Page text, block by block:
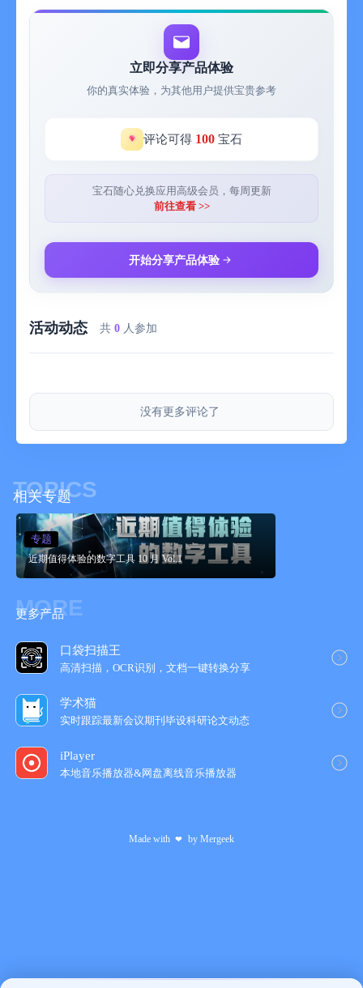
取消： 您可以随时通过账户设置取消订阅。取消将在当前账单周
账单周期： 每年账单，直到取消
以访问订阅计划的所有功能。如果在试用期结束前未取消订阅，
您将自动被收取所选订阅计划的费用。
-订阅管理
理您的订阅，包括升级、降级或取消计划。请注意，如果您取消
订阅，您仍然可以在当前账单周期结束前访问订阅服务。
立即分享产品体验
你的真实体验，为其他用户提供宝贵参考
评论可得 100 宝石
宝石随心兑换应用高级会员，每周更新
前往查看 >>
开始分享产品体验
活动动态 共 0 人参加
没有更多评论了
TOPICS
相关专题
近期值得体验的数字工具 10 月 Vol.1
专题
MORE
更多产品
口袋扫描王
高清扫描，OCR识别，文档一键转换分享
学术猫
实时跟踪最新会议期刊毕设科研论文动态
iPlayer
本地音乐播放器&网盘离线音乐播放器
Made with ❤ by Mergeek